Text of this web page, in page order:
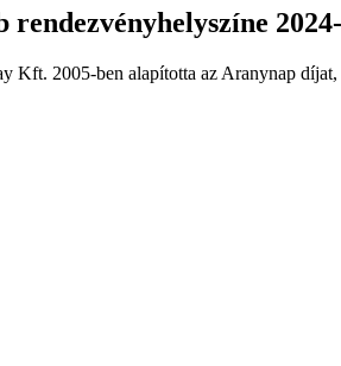
2005-ben alapította az Aranynap